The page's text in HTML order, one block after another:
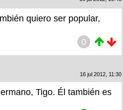
quiero ser popular,
0
16 jul 2012, 11:30
Tigo. Él también es